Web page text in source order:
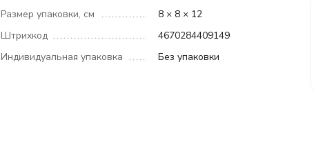
Размер упаковки, см
8 × 8 × 12
Штрихкод
4670284409149
Индивидуальная упаковка
Без упаковки